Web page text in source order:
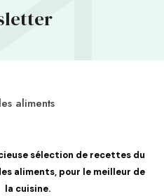
aliments
sélection de recettes du
aliments, pour le meilleur de
la cuisine.